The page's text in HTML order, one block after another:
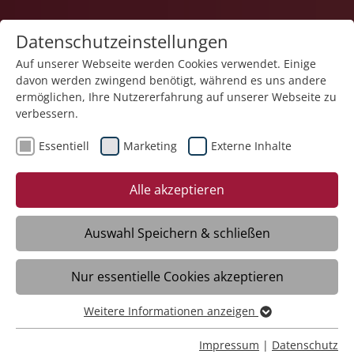
21.01.2026
Sprachlich sicher in der
Ausbildung durch das
Sprachcafé
Sprachkenntnisse sind die Grundlage für
Verständnis und Vertrauensbildung – und
damit für soziale Teilhabe sowie
Datenschutzeinstellungen
Auf unserer Webseite werden Cookies verwendet. Einige
davon werden zwingend benötigt, während es uns andere
ermöglichen, Ihre Nutzererfahrung auf unserer Webseite zu
verbessern.
Essentiell Marketing Externe Inhalte
Alle akzeptieren
Auswahl Speichern & schließen
Nur essentielle Cookies akzeptieren
Essentiell
Essentielle Cookies werden für grundlegende Funktionen
Weitere Informationen anzeigen
Impressum | Datenschutz